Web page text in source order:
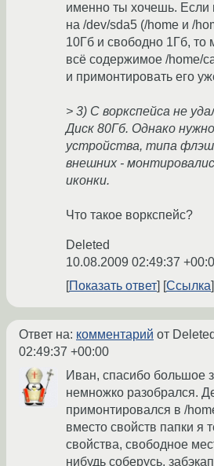
именно ты хочешь. Если
на /dev/sda5 (/home и /
10Гб и свободно 1Гб, то
всё содержимое /home/
и примонтировать его
> 3) С воркспейса не
Диск 80Гб. Однако
устройства, типа
внешних -
иконки.
Что такое воркспейс?
Deleted
10.08.2009 02:49:37
Показать ответ
Ссылка
Ответ на: комментарий от Deleted
02:49:37 +00:00
Иван, спасибо большое
немножко разобрался.
примонтировался в /
вместо свойств папки я
свойства, свободное
нибудь соберусь,